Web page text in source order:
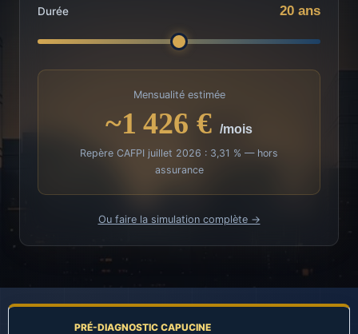
Durée 20 ans
Mensualité estimée
~1 426 € /mois
Repère CAFPI juillet 2026 : 3,31 % — hors
assurance
Ou faire la simulation complète →
PRÉ-DIAGNOSTIC CAPUCINE